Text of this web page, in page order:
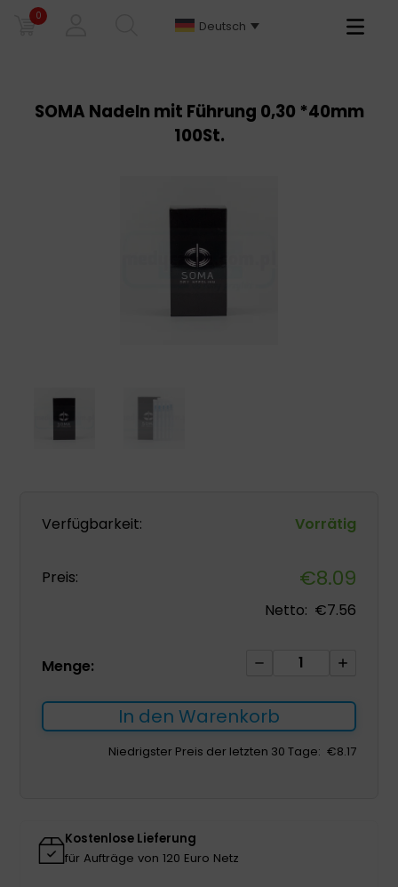
0
Deutsch
Primary
SOMA Nadeln mit Führung 0,30 *40mm
100St.
Verfügbarkeit: Vorrätig
Preis: €8.09
Netto: €7.56
Menge:
SOMA
mit
Führung
0,30
In den Warenkorb
Niedrigster Preis der letzten 30 Tage: €8.17
Kostenlose Lieferung
für Aufträge von 120 Euro Netz